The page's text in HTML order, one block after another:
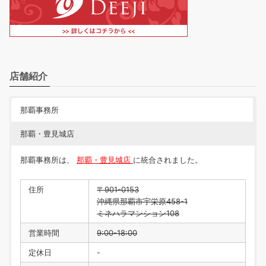
店舗紹介
那覇事務所
那覇・豊見城店
那覇事務所は、 那覇・豊見城店 に統合されました。
住所
〒901-0153
沖縄県那覇市宇栄原458-1
ミネハラマンション108
営業時間 9:00-18:00
定休日 -